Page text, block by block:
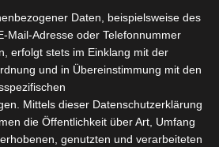
✓ Erlauben Datenschutzbedingungen
Startseite»Croissant sportif
Sportive de Tataouine
Daten, beispielsweise des
Mail-Adresse oder Telefonnummer
erfolgt stets im Einklang mit der
und in Übereinstimmung mit den
Mittels dieser Datenschutzerklärung
die Öffentlichkeit über Art, Umfang
genutzten und verarbeiteten